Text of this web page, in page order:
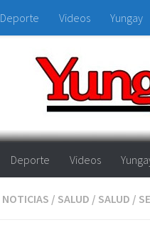
Deporte Videos Yungay
Deporte Videos
NOTICIAS / SALUD / SALUD /